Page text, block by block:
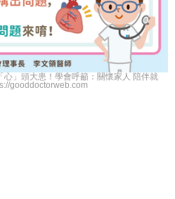
心」頭大患！學會呼籲：關懷家人 陪伴就
gooddoctorweb.com